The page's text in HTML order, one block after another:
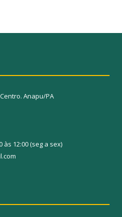
Anapu/PA
12:00 (seg a sex)